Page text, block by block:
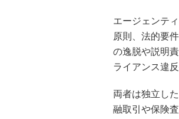
エージェンテ
原則、法的要
の逸脱や説明
ライアンス違
両者は独立し
融取引や保険